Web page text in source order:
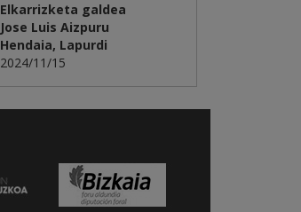
Elkarrizketa galdea
Jose Luis Aizpuru
Hendaia, Lapurdi
2024/11/15